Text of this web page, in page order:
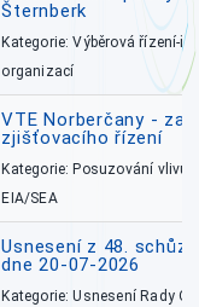
Šternberk
Kategorie: Výběrová řízení-
organizací
VTE Norberčany -
zjišťovacího řízení
Kategorie: Posuzování vlivů
EIA/SEA
Usnesení z 48.
dne 20-07-2026
Kategorie: Usnesení Rady